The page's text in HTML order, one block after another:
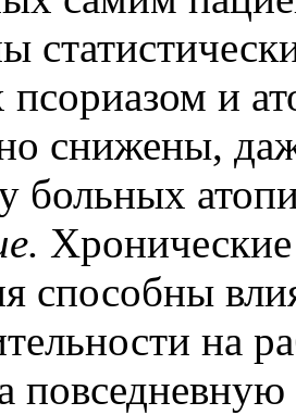
и
снижены,
больных
.
способны
на
повседневную